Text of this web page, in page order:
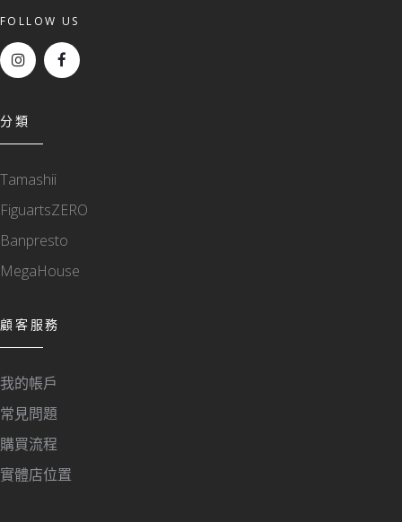
FOLLOW US
分類
Tamashii
FiguartsZERO
Banpresto
MegaHouse
顧客服務
我的帳戶
常見問題
購買流程
實體店位置